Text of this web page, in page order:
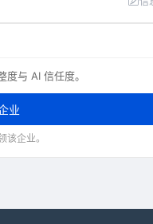
与 AI 信任度。
业
该企业。